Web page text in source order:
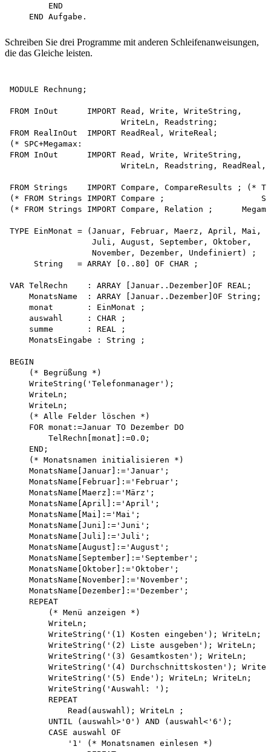
        END
Schreiben Sie drei Programme mit anderen Schleifenanweisungen,
die das Gleiche leisten.
MODULE Rechnung;
FROM InOut      IMPORT Read, Write, WriteString,
                       WriteLn, Readstring;
FROM RealInOut  IMPORT ReadReal, WriteReal;
(* SPC+Megamax:
FROM InOut      IMPORT Read, Write, WriteString,
WriteLn, Readstring, ReadReal,
FROM Strings    IMPORT Compare, CompareResults ; (*
(* FROM Strings IMPORT Compare ;
(* FROM Strings IMPORT Compare, Relation ;
TYPE EinMonat = (Januar, Februar, Maerz, April, Mai,
                 Juli, August, September, Oktober,
                 November, Dezember, Undefiniert) ;
     String   = ARRAY [0..80] OF CHAR ;
VAR TelRechn    : ARRAY [Januar..Dezember]OF REAL;
    MonatsName  : ARRAY [Januar..Dezember]OF String;
    monat       : EinMonat ;
    auswahl     : CHAR ;
    summe       : REAL ;
    MonatsEingabe : String ;
BEGIN
    (* Begrüßung *)
    WriteString('Telefonmanager');
    WriteLn;
    WriteLn;
    (* Alle Felder löschen *)
    FOR monat:=Januar TO Dezember DO
        TelRechn[monat]:=0.0;
    END;
    (* Monatsnamen initialisieren *)
    MonatsName[Januar]:='Januar';
    MonatsName[Februar]:='Februar';
    MonatsName[Maerz]:='März';
    MonatsName[April]:='April';
    MonatsName[Mai]:='Mai';
    MonatsName[Juni]:='Juni';
    MonatsName[Juli]:='Juli';
    MonatsName[August]:='August';
    MonatsName[September]:='September';
    MonatsName[Oktober]:='Oktober';
    MonatsName[November]:='November';
    MonatsName[Dezember]:='Dezember';
    REPEAT
        (* Menü anzeigen *)
        WriteLn;
        WriteString('(1) Kosten eingeben'); WriteLn;
        WriteString('(2) Liste ausgeben'); WriteLn;
        WriteString('(3) Gesamtkosten'); WriteLn;
WriteString('(4) Durchschnittskosten');
        WriteString('(5) Ende'); WriteLn; WriteLn;
        WriteString('Auswahl: ');
        REPEAT
            Read(auswahl); WriteLn ;
        UNTIL (auswahl>'0') AND (auswahl<'6');
        CASE auswahl OF
            '1' (* Monatsnamen einlesen *)